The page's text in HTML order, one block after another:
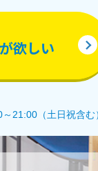
が欲しい
21:00（土日祝含む